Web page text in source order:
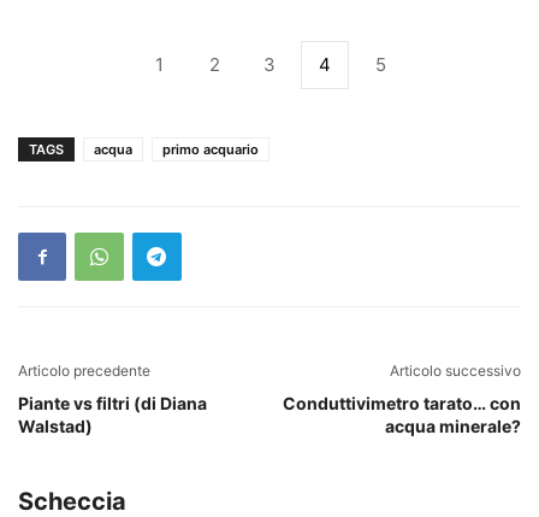
1 2 3 4 5
TAGS acqua primo acquario
Articolo precedente
Piante vs filtri (di Diana
Walstad)
Articolo successivo
Conduttivimetro tarato… con
acqua minerale?
Scheccia